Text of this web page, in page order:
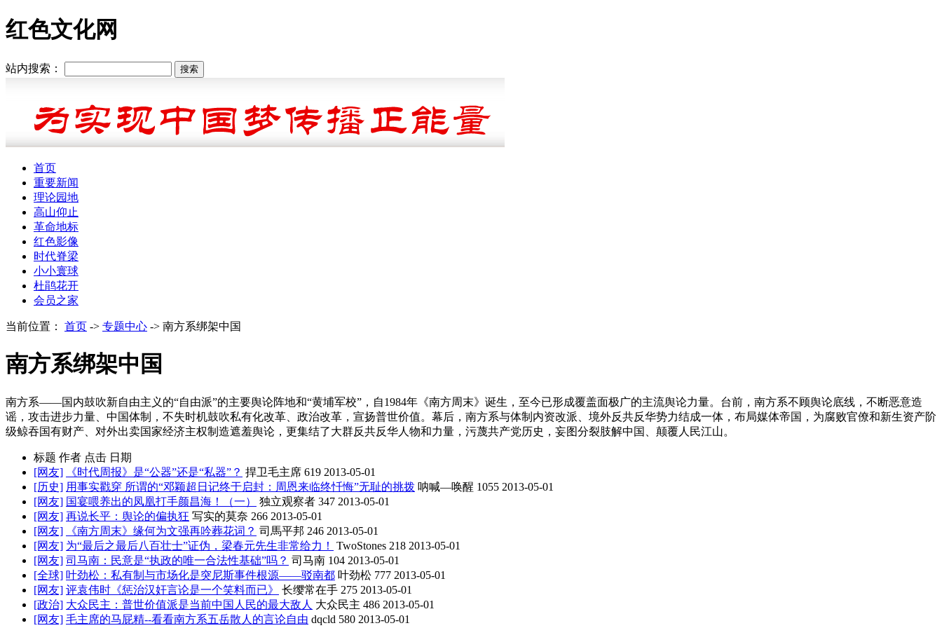
红色文化网
站内搜索：
首页
重要新闻
理论园地
高山仰止
革命地标
红色影像
时代脊梁
小小寰球
杜鹃花开
会员之家
当前位置： 首页 -> 专题中心 -> 南方系绑架中国
南方系绑架中国
南方系——国内鼓吹新自由主义的“自由派”的主要舆论阵地和“黄埔军校”，自1984年《南方周末》诞生，至今已形成覆盖面极广的主流舆论力量。台前，南方系不顾舆论底线，不断恶意造
谣，攻击进步力量、中国体制，不失时机鼓吹私有化改革、政治改革，宣扬普世价值。幕后，南方系与体制内资改派、境外反共反华势力结成一体，布局媒体帝国，为腐败官僚和新生资产阶
级鲸吞国有财产、对外出卖国家经济主权制造遮羞舆论，更集结了大群反共反华人物和力量，污蔑共产党历史，妄图分裂肢解中国、颠覆人民江山。
标题 作者 点击 日期
[网友]
《时代周报》是“公器”还是“私器”？ 捍卫毛主席 619 2013-05-01
[历史] 用事实戳穿 所谓的“邓颖超日记终于启封：周恩来临终忏悔”无耻的挑拨 呐喊—唤醒 1055 2013-05-01
[网友] 国宴喂养出的凤凰打手颜昌海！（一） 独立观察者 347 2013-05-01
[网友] 再说长平：舆论的偏执狂 写实的莫奈 266 2013-05-01
[网友]
《南方周末》缘何为文强再吟葬花词？ 司馬平邦 246 2013-05-01
[网友] 为“最后之最后八百壮士”证伪，梁春元先生非常给力！ TwoStones 218 2013-05-01
[网友] 司马南：民意是“执政的唯一合法性基础”吗？ 司马南 104 2013-05-01
[全球] 叶劲松：私有制与市场化是突尼斯事件根源——驳南都 叶劲松 777 2013-05-01
[网友] 评袁伟时《惩治汉奸言论是一个笑料而已》 长缨常在手 275 2013-05-01
[政治] 大众民主：普世价值派是当前中国人民的最大敌人 大众民主 486 2013-05-01
[网友] 毛主席的马屁精--看看南方系五岳散人的言论自由 dqcld 580 2013-05-01